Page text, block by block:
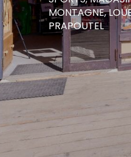
MONTAGNE,
PRAPOUTEL